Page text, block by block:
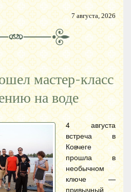
7 августа, 2026
мастер-класс
на воде
4 августа
встреча в
Ковчеге
прошла в
необычном
ключе —
привычный